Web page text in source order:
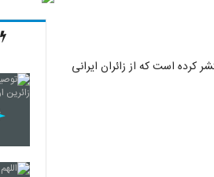
13
کرده است که از زائران ایرانی